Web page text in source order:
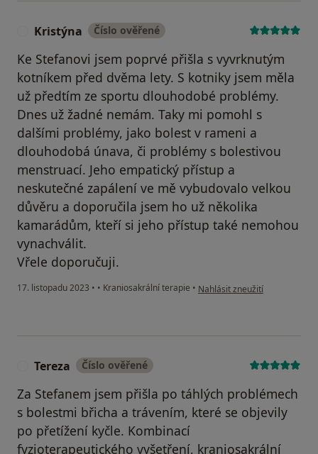
Kristýna Číslo ověřené
Ke Stefanovi jsem poprvé přišla s vyvrknutým
kotníkem před dvěma lety. S kotniky jsem měla
už předtím ze sportu dlouhodobé problémy.
Dnes už žadné nemám. Taky mi pomohl s
dalšími problémy, jako bolest v rameni a
dlouhodobá únava, či problémy s bolestivou
menstruací. Jeho empatický přístup a
neskutečné zapálení ve mě vybudovalo velkou
důvěru a doporučila jsem ho už několika
kamarádům, kteří si jeho přístup také nemohou
vynachválit.
Vřele doporučuji.
17. listopadu 2023 • • Kraniosakrální terapie • podle názoru uživatele
Nahlásit zneužití
Tereza Číslo ověřené
Za Stefanem jsem přišla po táhlých problémech
s bolestmi břicha a trávením, které se objevily
po přetížení kyčle. Kombinací
fyzioterapeutického vyšetření, kraniosakrální